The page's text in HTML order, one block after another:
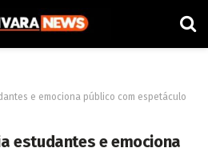
e emociona público com espetáculo
estudantes e emociona